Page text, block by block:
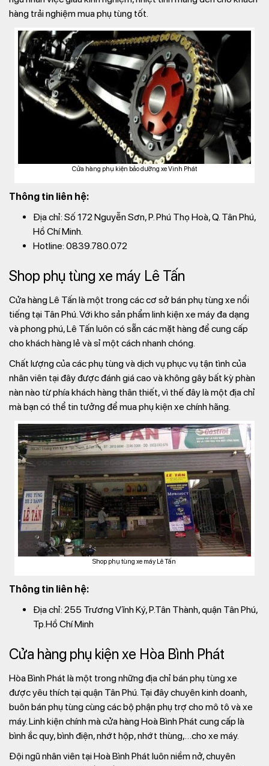
hàng trải nghiệm mua phụ tùng tốt.
Cửa hàng phụ kiện bảo dưỡng xe Vinh Phát
Thông tin liên hệ:
Địa chỉ: Số 172 Nguyễn Sơn, P. Phú Thọ Hoà, Q. Tân Phú,
Hồ Chí Minh.
Hotline: 0839.780.072
Shop phụ tùng xe máy Lê Tấn
Cửa hàng Lê Tấn là một trong các cơ sở bán phụ tùng xe nổi
tiếng tại Tân Phú. Với kho sản phẩm linh kiện xe máy đa dạng
và phong phú, Lê Tấn luôn có sẵn các mặt hàng để cung cấp
cho khách hàng lẻ và sỉ một cách nhanh chóng.
Chất lượng của các phụ tùng và dịch vụ phục vụ tận tình của
nhân viên tại đây được đánh giá cao và không gây bất kỳ phàn
nàn nào từ phía khách hàng thân thiết, vì thế đây là một địa chỉ
mà bạn có thể tin tưởng để mua phụ kiện xe chính hãng.
Shop phụ tùng xe máy Lê Tấn
Thông tin liên hệ:
Địa chỉ: 255 Trương Vĩnh Ký, P.Tân Thành, quận Tân Phú,
Tp.Hồ Chí Minh
Cửa hàng phụ kiện xe Hòa Bình Phát
Hòa Bình Phát là một trong những địa chỉ bán phụ tùng xe
được yêu thích tại quận Tân Phú. Tại đây chuyên kinh doanh,
buôn bán phụ tùng cùng các bộ phận phụ trợ cho mô tô và xe
máy. Linh kiện chính mà cửa hàng Hoà Bình Phát cung cấp là
bình ắc quy, bình điện, nhớt hộp, nhớt thùng,…cho xe máy.
Đội ngũ nhân viên tại Hoà Bình Phát luôn niềm nở, chuyên